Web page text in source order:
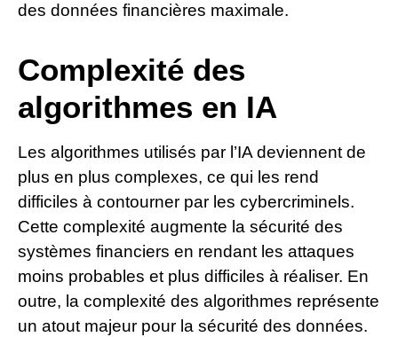
des données financières maximale.
Complexité des
algorithmes en IA
Les algorithmes utilisés par l’IA deviennent de
plus en plus complexes, ce qui les rend
difficiles à contourner par les cybercriminels.
Cette complexité augmente la sécurité des
systèmes financiers en rendant les attaques
moins probables et plus difficiles à réaliser. En
outre, la complexité des algorithmes représente
un atout majeur pour la sécurité des données.